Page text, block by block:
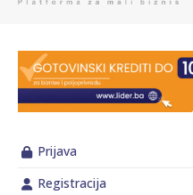
Prijava
Registracija